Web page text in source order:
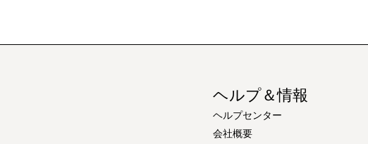
ヘルプ＆情報
ヘルプセンター
会社概要